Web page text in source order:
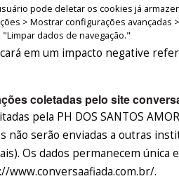
pode deletar os cookies já
> Mostrar configurações avançadas
dados de navegação."
em um impacto negative
coletadas pelo site
pela PH DOS SANTOS
não serão enviadas a outras
Os dados permanecem única
.